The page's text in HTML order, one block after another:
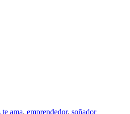
ama, emprendedor, soñador